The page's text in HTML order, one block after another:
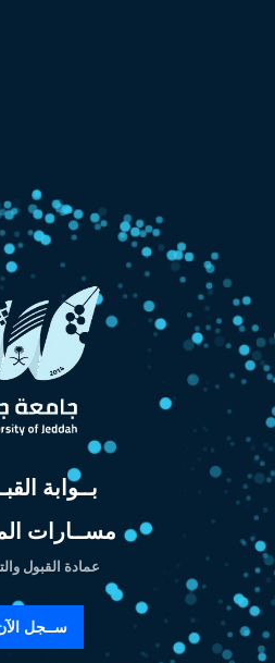
بــوابة
مســارات
عمادة القبول
ســجل